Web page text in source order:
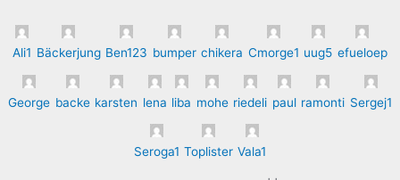
Ali1 Bäckerjung Ben123 bumper chikera Cmorge1 uug5 efueloep
George backe karsten lena liba mohe riedeli paul ramonti Sergej1
Seroga1 Toplister Vala1